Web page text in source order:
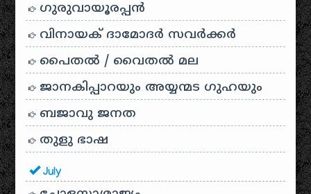
ഗുരുവായൂരപ്പൻ
വിനായക് ദാമോദർ സവർക്കർ
പൈതൽ / വൈതൽ മല
ജാനകിപ്പാറയും അയ്യന്മട ഗുഹയും
ബജാവു ജനത
തുളു ഭാഷ
July